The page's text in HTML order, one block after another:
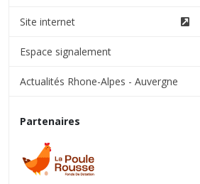
Site internet
Espace signalement
Actualités Rhone-Alpes - Auvergne
Partenaires